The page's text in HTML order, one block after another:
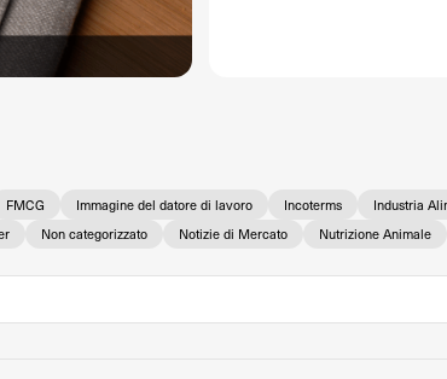
FMCG Immagine del datore di lavoro Incoterms Industria
Non categorizzato Notizie di Mercato Nutrizione Animale